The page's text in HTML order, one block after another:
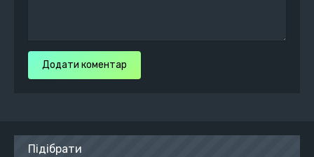
Додати коментар
Підібрати